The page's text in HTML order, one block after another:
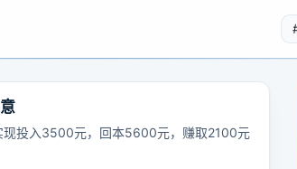
现投入3500元，回本5600元，赚取2100元